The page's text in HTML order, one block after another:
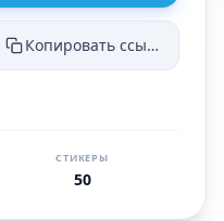
Копировать ссылку
СТИКЕРЫ
50